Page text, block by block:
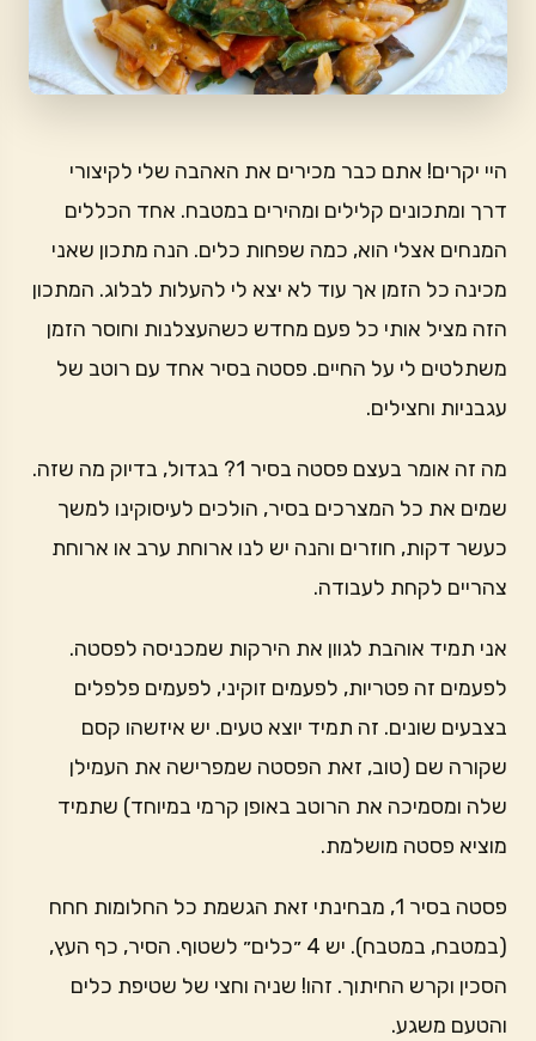
היי יקרים! אתם כבר מכירים את האהבה שלי לקיצורי
דרך ומתכונים קלילים ומהירים במטבח. אחד הכללים
המנחים אצלי הוא, כמה שפחות כלים. הנה מתכון שאני
מכינה כל הזמן אך עוד לא יצא לי להעלות לבלוג. המתכון
הזה מציל אותי כל פעם מחדש כשהעצלנות וחוסר הזמן
משתלטים לי על החיים. פסטה בסיר אחד עם רוטב של
עגבניות וחצילים.
מה זה אומר בעצם פסטה בסיר 1? בגדול, בדיוק מה שזה.
שמים את כל המצרכים בסיר, הולכים לעיסוקינו למשך
כעשר דקות, חוזרים והנה יש לנו ארוחת ערב או ארוחת
צהריים לקחת לעבודה.
אני תמיד אוהבת לגוון את הירקות שמכניסה לפסטה.
לפעמים זה פטריות, לפעמים זוקיני, לפעמים פלפלים
בצבעים שונים. זה תמיד יוצא טעים. יש איזשהו קסם
שקורה שם (טוב, זאת הפסטה שמפרישה את העמילן
שלה ומסמיכה את הרוטב באופן קרמי במיוחד) שתמיד
מוציא פסטה מושלמת.
פסטה בסיר 1, מבחינתי זאת הגשמת כל החלומות חחח
(במטבח, במטבח). יש 4 ״כלים״ לשטוף. הסיר, כף העץ,
הסכין וקרש החיתוך. זהו! שניה וחצי של שטיפת כלים
והטעם משגע.